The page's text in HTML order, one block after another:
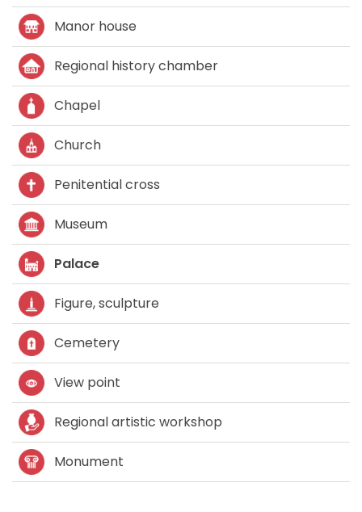
Manor house
Regional history chamber
Chapel
Church
Penitential cross
Museum
Palace
Figure, sculpture
Cemetery
View point
Regional artistic workshop
Monument